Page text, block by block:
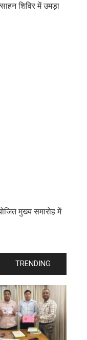
शिविर में उमड़ा
मुख्य समारोह में
TRENDING